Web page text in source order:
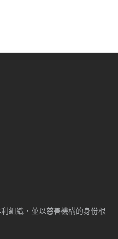
組織，並以慈善機構的身份根